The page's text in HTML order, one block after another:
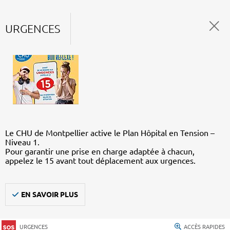
URGENCES
Le CHU de Montpellier active le Plan Hôpital en Tension –
Niveau 1.
Pour garantir une prise en charge adaptée à chacun,
appelez le 15 avant tout déplacement aux urgences.
EN SAVOIR PLUS
URGENCES ACCÈS RAPIDES